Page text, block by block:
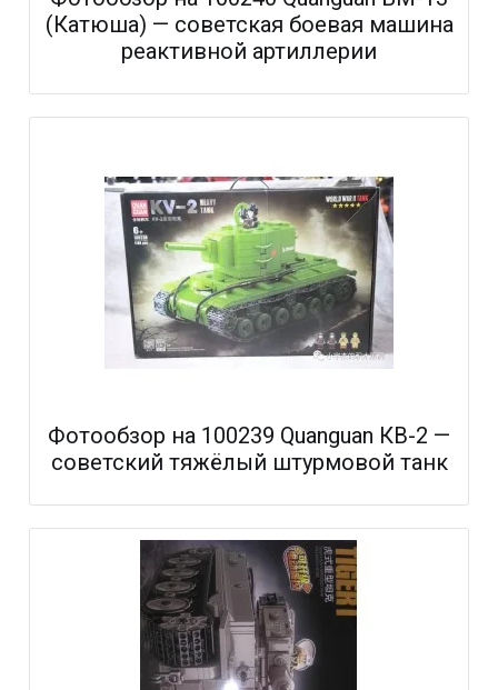
(Катюша) — советская боевая машина
реактивной артиллерии
Фотообзор на 100239 Quanguan КВ-2 —
советский тяжёлый штурмовой танк